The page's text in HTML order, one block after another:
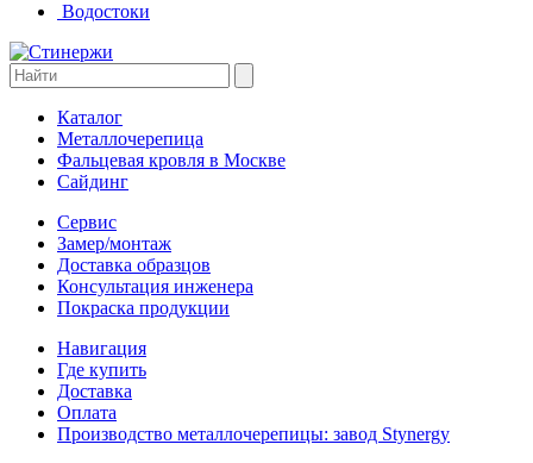
Водостоки
Каталог
Металлочерепица
Фальцевая кровля в Москве
Сайдинг
Сервис
Замер/монтаж
Доставка образцов
Консультация инженера
Покраска продукции
Навигация
Где купить
Доставка
Оплата
Производство металлочерепицы: завод Stynergy